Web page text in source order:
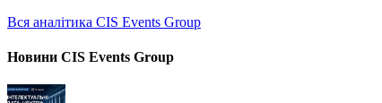
Вся аналітика CIS Events Group
Новини CIS Events Group